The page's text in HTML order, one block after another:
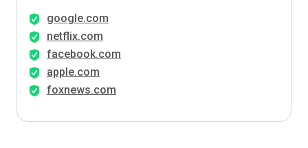
google.com
netflix.com
facebook.com
apple.com
foxnews.com